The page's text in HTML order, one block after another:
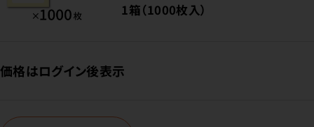
1箱（1000枚入）
価格はログイン後表示